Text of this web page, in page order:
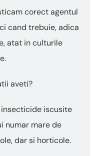
corect agentul
cand trebuie, adica
atat in culturile
aveti?
insecticide iscusite
numar mare de
dar si horticole.